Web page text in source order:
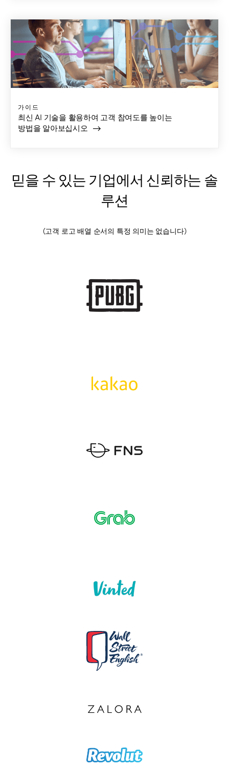
가이드
최신 AI 기술을 활용하여 고객 참여도를 높이는
방법을 알아보십시오
믿을 수 있는 기업에서 신뢰하는 솔
루션
(고객 로고 배열 순서의 특정 의미는 없습니다)